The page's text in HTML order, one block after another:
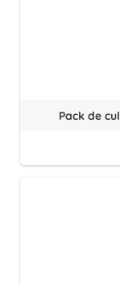
Pack de